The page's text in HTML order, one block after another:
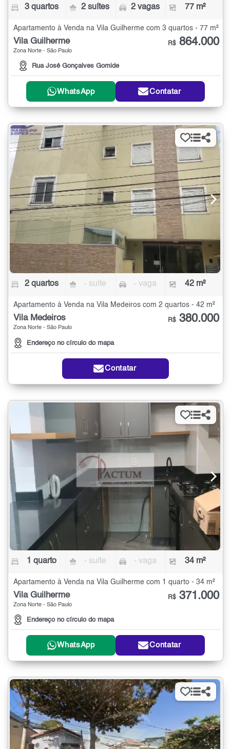
3 quartos 2 suítes 2 vagas 77 m²
Apartamento à Venda na Vila Guilherme com 3 quartos - 77 m²
Vila Guilherme
Zona Norte - São Paulo
Rua José Gonçalves Gomide
R$ 864.000
WhatsApp Contatar
2 quartos - suíte - vaga 42 m²
Apartamento à Venda na Vila Medeiros com 2 quartos - 42 m²
Vila Medeiros
Zona Norte - São Paulo
Endereço no círculo do mapa
R$ 380.000
Contatar
1 quarto - suíte - vaga 34 m²
Apartamento à Venda na Vila Guilherme com 1 quarto - 34 m²
Vila Guilherme
Zona Norte - São Paulo
Endereço no círculo do mapa
R$ 371.000
WhatsApp Contatar